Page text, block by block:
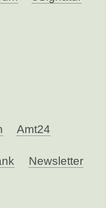
Amt24
Newsletter